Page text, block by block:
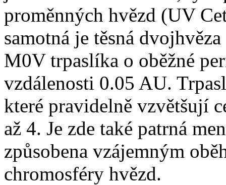
proměnných hvězd (UV
samotná je těsná
M0V trpaslíka o oběžné
vzdálenosti 0.05 AU.
které pravidelně vzvětšují
až 4. Je zde také patrná
způsobena vzájemným
chromosféry hvězd.